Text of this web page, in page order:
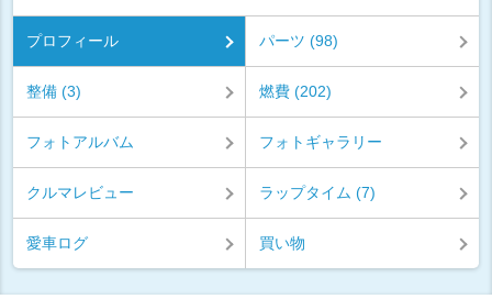
プロフィール パーツ (98)
整備 (3) 燃費 (202)
フォトアルバム フォトギャラリー
クルマレビュー ラップタイム (7)
愛車ログ 買い物